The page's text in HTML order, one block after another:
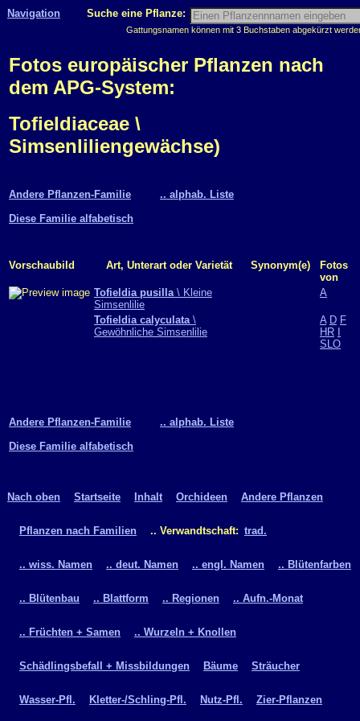
Navigation Suche eine Pflanze:
Gattungsnamen können mit 3 Buchstaben abgekürzt
Fotos europäischer Pflanzen nach
dem APG-System:
Tofieldiaceae \
Simsenliliengewächse)
Andere Pflanzen-Familie
.. alphab. Liste
Diese Familie alfabetisch
Vorschaubild Art, Unterart oder Varietät Synonym(e)
Fotos
von
Tofieldia pusilla\ Kleine
Simsenlilie
A
Tofieldia calyculata\
Gewöhnliche Simsenlilie
A D F
HR
SLO
Andere Pflanzen-Familie
.. alphab. Liste
Diese Familie alfabetisch
Nach oben Startseite Inhalt Orchideen Andere Pflanzen
Pflanzen nach Familien .. Verwandtschaft: trad.
.. wiss. Namen .. deut. Namen .. engl. Namen .. Blütenfarben
.. Blütenbau .. Blattform .. Regionen .. Aufn.-Monat
.. Früchten + Samen .. Wurzeln + Knollen
Schädlingsbefall + Missbildungen Bäume Sträucher
Wasser-Pfl. Kletter-/Schling-Pfl. Nutz-Pfl. Zier-Pflanzen